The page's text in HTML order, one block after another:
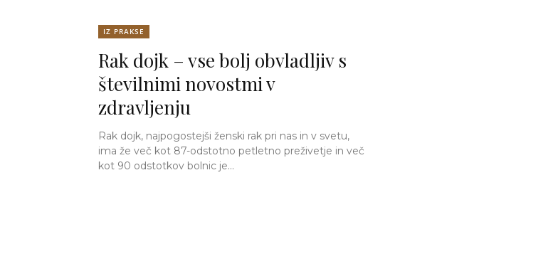
IZ PRAKSE
Rak dojk – vse bolj obvladljiv s
številnimi novostmi v
zdravljenju
Rak dojk, najpogostejši ženski rak pri nas in v svetu,
ima že več kot 87-odstotno petletno preživetje in več
kot 90 odstotkov bolnic je...